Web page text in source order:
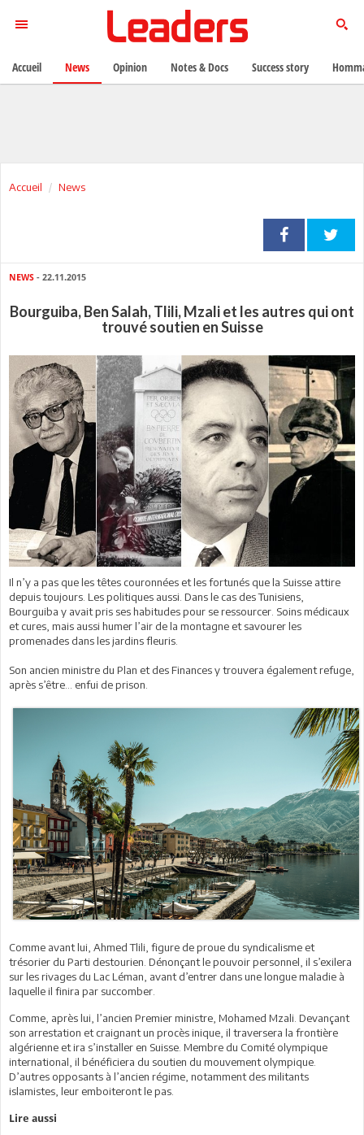
Accueil News
NEWS - 22.11.2015
Bourguiba, Ben Salah, Tlili, Mzali et les autres qui ont
trouvé soutien en Suisse
Il n’y a pas que les têtes couronnées et les fortunés que la Suisse attire
depuis toujours. Les politiques aussi. Dans le cas des Tunisiens,
Bourguiba y avait pris ses habitudes pour se ressourcer. Soins médicaux
et cures, mais aussi humer l’air de la montagne et savourer les
promenades dans les jardins fleuris.
Son ancien ministre du Plan et des Finances y trouvera également refuge,
après s’être… enfui de prison.
Comme avant lui, Ahmed Tlili, figure de proue du syndicalisme et
trésorier du Parti destourien. Dénonçant le pouvoir personnel, il s’exilera
sur les rivages du Lac Léman, avant d’entrer dans une longue maladie à
laquelle il finira par succomber.
Comme, après lui, l’ancien Premier ministre, Mohamed Mzali. Devançant
son arrestation et craignant un procès inique, il traversera la frontière
algérienne et ira s’installer en Suisse. Membre du Comité olympique
international, il bénéficiera du soutien du mouvement olympique.
D’autres opposants à l’ancien régime, notamment des militants
islamistes, leur emboiteront le pas.
Lire aussi
Accueil News Opinion Notes & Docs Success story